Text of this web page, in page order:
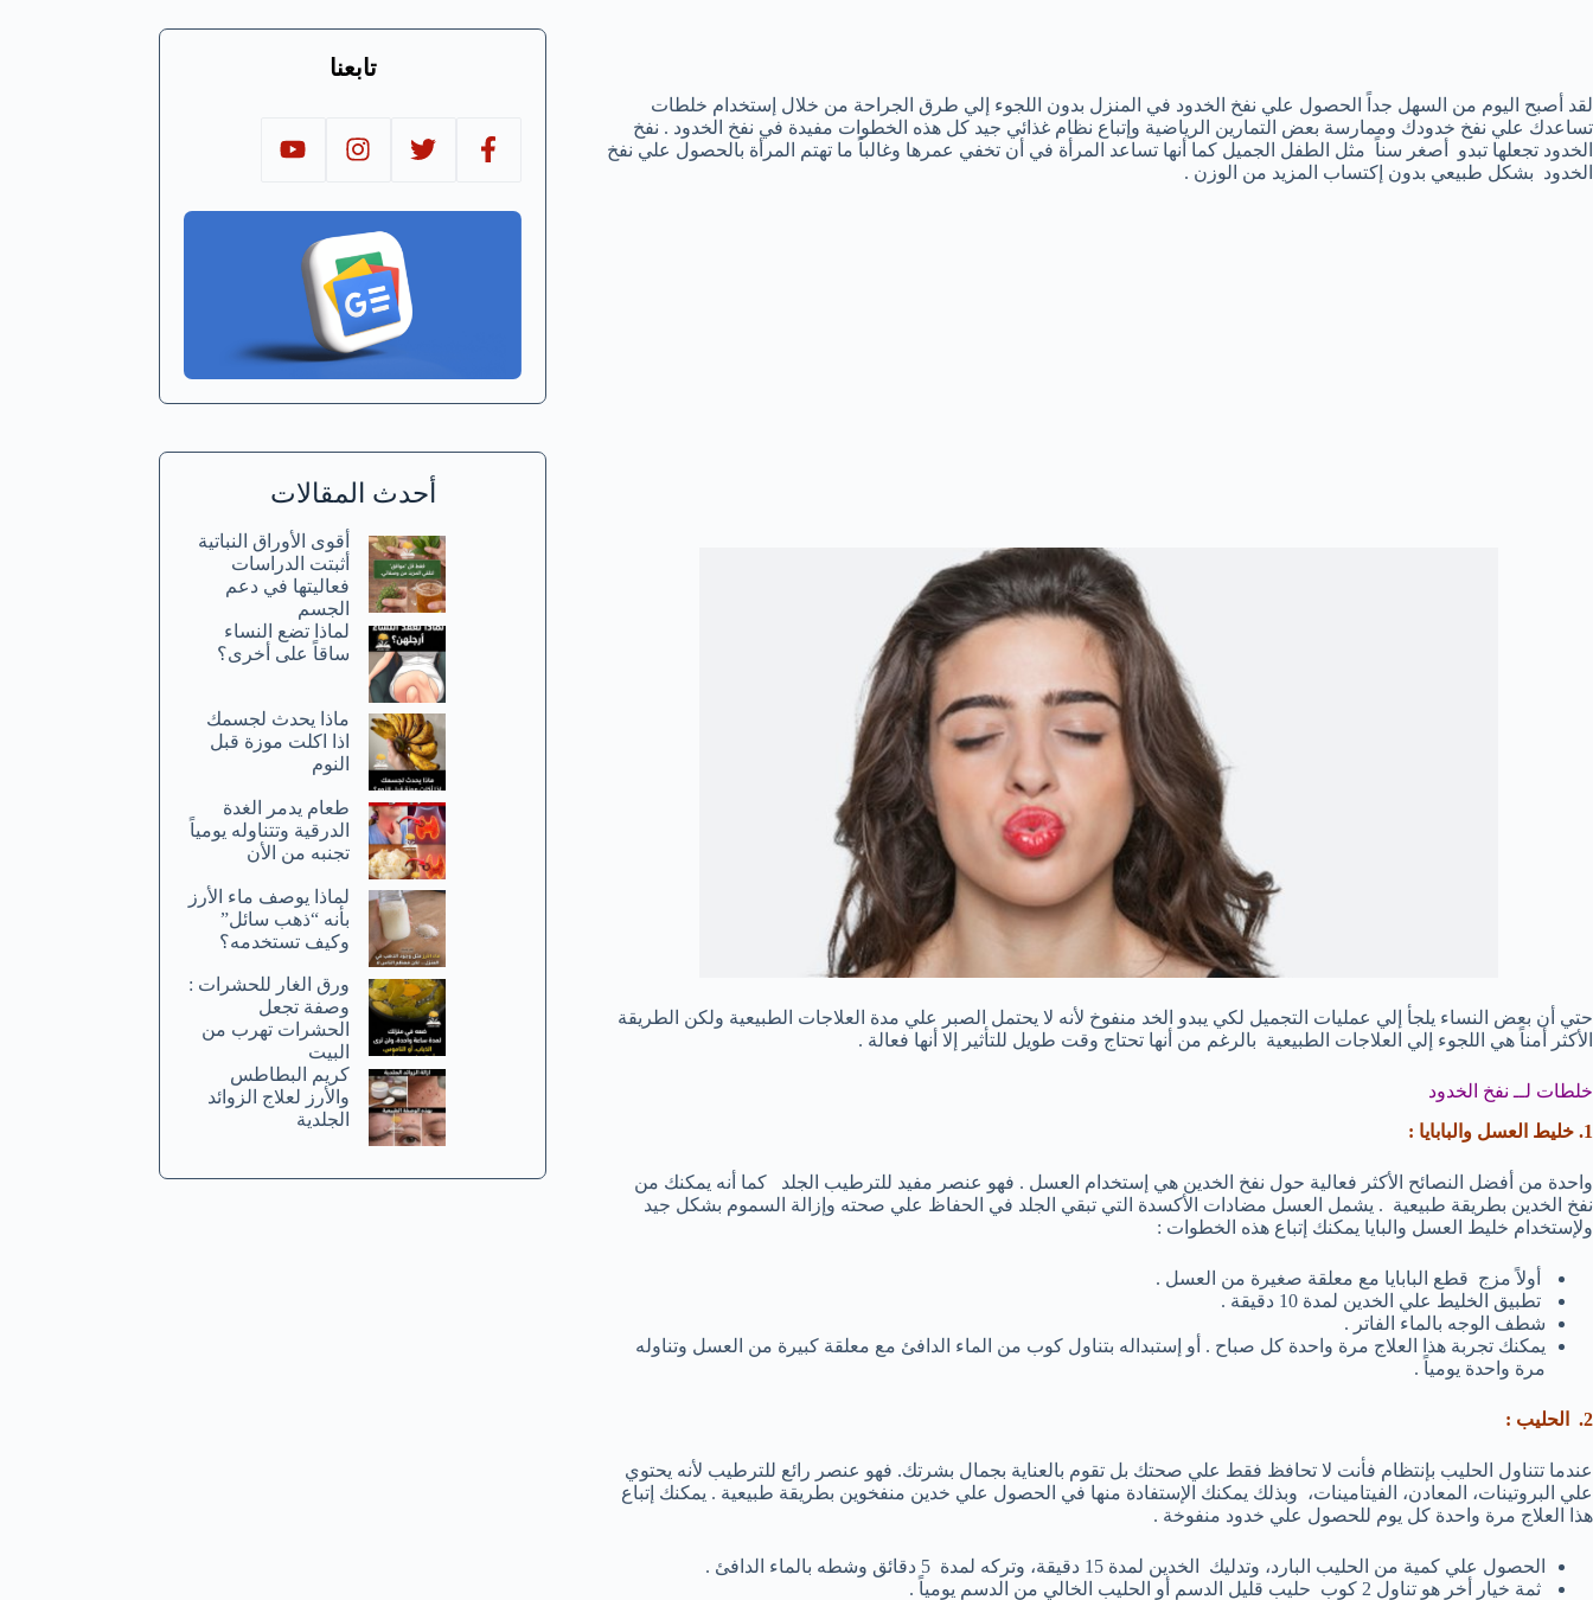
لقد أصبح اليوم من السهل جداً الحصول علي نفخ الخدود في المنزل بدون اللجوء إلي طرق الجراحة من خلال إستخدام خلطات
تساعدك علي نفخ خدودك وممارسة بعض التمارين الرياضية وإتباع نظام غذائي جيد كل هذه الخطوات مفيدة في نفخ الخدود . نفخ
الخدود تجعلها تبدو أصغر سناً مثل الطفل الجميل كما أنها تساعد المرأة في أن تخفي عمرها وغالباً ما تهتم المرأة بالحصول علي نفخ
الخدود بشكل طبيعي بدون إكتساب المزيد من الوزن .
حتي أن بعض النساء يلجأ إلي عمليات التجميل لكي يبدو الخد منفوخ لأنه لا يحتمل الصبر علي مدة العلاجات الطبيعية ولكن الطريقة
الأكثر أمناً هي اللجوء إلي العلاجات الطبيعية بالرغم من أنها تحتاج وقت طويل للتأثير إلا أنها فعالة .
خلطات لــ نفخ الخدود
1. خليط العسل والبابايا :
واحدة من أفضل النصائح الأكثر فعالية حول نفخ الخدين هي إستخدام العسل . فهو عنصر مفيد للترطيب الجلد كما أنه يمكنك من
نفخ الخدين بطريقة طبيعية . يشمل العسل مضادات الأكسدة التي تبقي الجلد في الحفاظ علي صحته وإزالة السموم بشكل جيد
ولإستخدام خليط العسل والبايا يمكنك إتباع هذه الخطوات :
أولاً مزج قطع البابايا مع معلقة صغيرة من العسل .
تطبيق الخليط علي الخدين لمدة 10 دقيقة .
شطف الوجه بالماء الفاتر .
يمكنك تجربة هذا العلاج مرة واحدة كل صباح . أو إستبداله بتناول كوب من الماء الدافئ مع معلقة كبيرة من العسل وتناوله
مرة واحدة يومياً .
2. الحليب :
عندما تتناول الحليب بإنتظام فأنت لا تحافظ فقط علي صحتك بل تقوم بالعناية بجمال بشرتك. فهو عنصر رائع للترطيب لأنه يحتوي
علي البروتينات، المعادن، الفيتامينات، وبذلك يمكنك الإستفادة منها في الحصول علي خدين منفخوين بطريقة طبيعية . يمكنك إتباع
هذا العلاج مرة واحدة كل يوم للحصول علي خدود منفوخة .
الحصول علي كمية من الحليب البارد، وتدليك الخدين لمدة 15 دقيقة، وتركه لمدة 5 دقائق وشطه بالماء الدافئ .
ثمة خيار أخر هو تناول 2 كوب حليب قليل الدسم أو الحليب الخالي من الدسم يومياً .
تابعنا
أحدث المقالات
أقوى الأوراق النباتية
أثبتت الدراسات
فعاليتها في دعم
الجسم
لماذا تضع النساء
ساقاً على أخرى؟
ماذا يحدث لجسمك
اذا اكلت موزة قبل
النوم
طعام يدمر الغدة
الدرقية وتتناوله يومياً
تجنبه من الأن
لماذا يوصف ماء الأرز
بأنه “ذهب سائل”
وكيف تستخدمه؟
ورق الغار للحشرات :
وصفة تجعل
الحشرات تهرب من
البيت
كريم البطاطس
والأرز لعلاج الزوائد
الجلدية